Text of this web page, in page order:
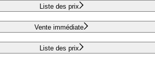
Liste des prix
Vente immédiate
Liste des prix